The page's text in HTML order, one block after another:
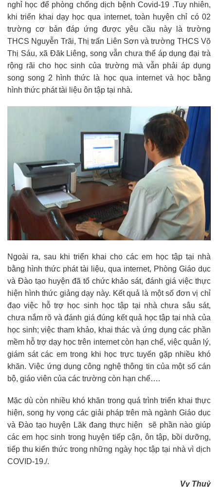
nghỉ học để phòng chống dịch bệnh Covid-19 .Tuy nhiên,
khi triển khai dạy học qua internet, toàn huyện chỉ có 02
trường cơ bản đáp ứng được yêu cầu này là trường
THCS Nguyễn Trãi, Thị trấn Liên Sơn và trường THCS Võ
Thị Sáu, xã Đăk Liêng, song vẫn chưa thể áp dụng đại trà
rộng rãi cho học sinh của trường mà vẫn phải áp dụng
song song 2 hình thức là học qua internet và học bằng
hình thức phát tài liệu ôn tập tại nhà.
Ngoài ra, sau khi triển khai cho các em học tập tại nhà
bằng hình thức phát tài liệu, qua internet, Phòng Giáo dục
và Đào tạo huyện đã tổ chức khảo sát, đánh giá việc thực
hiện hình thức giảng dạy này. Kết quả là một số đơn vị chỉ
đạo việc hỗ trợ học sinh học tập tại nhà chưa sâu sát,
chưa nắm rõ và đánh giá đúng kết quả học tập tại nhà của
học sinh; việc tham khảo, khai thác và ứng dụng các phần
mềm hỗ trợ dạy học trên internet còn hạn chế, việc quản lý,
giám sát các em trong khi học trực tuyến gặp nhiều khó
khăn. Việc ứng dụng công nghệ thông tin của một số cán
bộ, giáo viên của các trường còn hạn chế….
Mặc dù còn nhiều khó khăn trong quá trình triển khai thực
hiện, song hy vọng các giải pháp trên mà ngành Giáo dục
và Đào tạo huyện Lăk đang thực hiện sẽ phần nào giúp
các em học sinh trong huyện tiếp cận, ôn tập, bồi dưỡng,
tiếp thu kiến thức trong những ngày học tập tại nhà vì dịch
COVID-19./.
Vy Thuỷ